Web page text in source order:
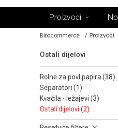
Proizvodi
Birocommerce Proizvodi
Ostali dijelovi
rolne za povl.papira (38)
separatori (1)
kvačila - ležajevi (3)
ostali dijelovi (2)